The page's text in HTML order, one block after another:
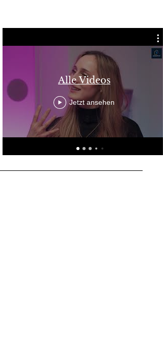
Alle Videos
Jetzt ansehen